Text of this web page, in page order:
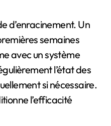
d’enracinement. Un
semaines
avec un système
l’état des
si nécessaire.
l’efficacité